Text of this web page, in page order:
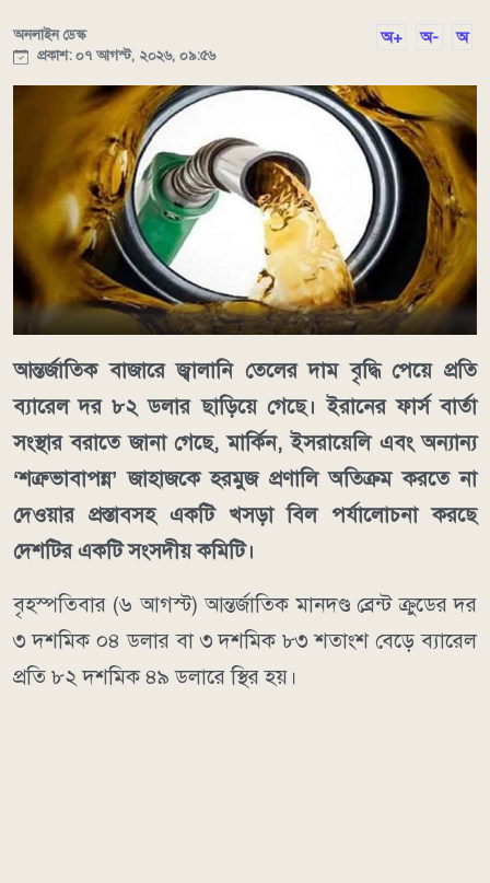
অনলাইন ডেস্ক
প্রকাশ: ০৭ আগস্ট, ২০২৬, ০৯:৫৬
অ+ অ- অ
আন্তর্জাতিক বাজারে জ্বালানি তেলের দাম বৃদ্ধি পেয়ে প্রতি
ব্যারেল দর ৮২ ডলার ছাড়িয়ে গেছে। ইরানের ফার্স বার্তা
সংস্থার বরাতে জানা গেছে, মার্কিন, ইসরায়েলি এবং অন্যান্য
‘শত্রুভাবাপন্ন’ জাহাজকে হরমুজ প্রণালি অতিক্রম করতে না
দেওয়ার প্রস্তাবসহ একটি খসড়া বিল পর্যালোচনা করছে
দেশটির একটি সংসদীয় কমিটি।
বৃহস্পতিবার (৬ আগস্ট) আন্তর্জাতিক মানদণ্ড ব্রেন্ট ক্রুডের দর
৩ দশমিক ০৪ ডলার বা ৩ দশমিক ৮৩ শতাংশ বেড়ে ব্যারেল
প্রতি ৮২ দশমিক ৪৯ ডলারে স্থির হয়।